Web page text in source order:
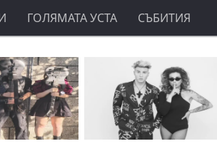
ГОЛЯМАТА УСТА СЪБИТИЯ